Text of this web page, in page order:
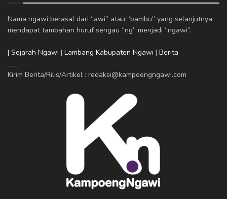
Nama ngawi berasal dari “awi” atau “bambu” yang selanjutnya
mendapat tambahan huruf sengau “ng” menjadi “ngawi”.
| Sejarah Ngawi | Lambang Kabupaten Ngawi | Berita
___
Kirim Berita/Rilis/Artikel : redaksi@kampoengngawi.com